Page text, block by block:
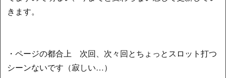
きます。
・ページの都合上 次回、次々回とちょっとスロット打つ
シーンないです（寂しい…）